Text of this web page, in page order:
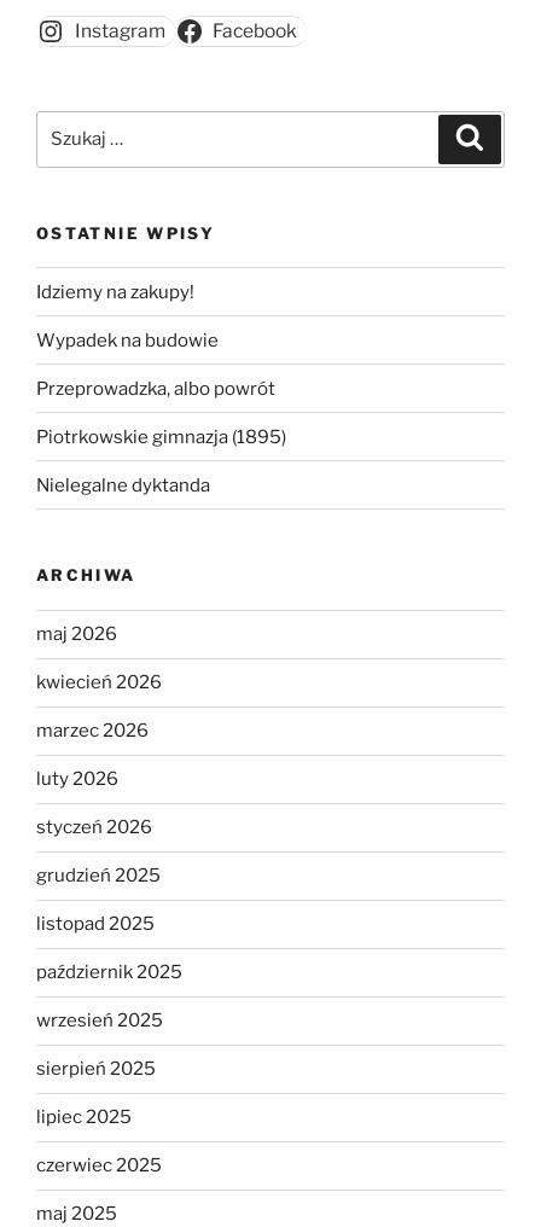
Instagram Facebook
OSTATNIE WPISY
Idziemy na zakupy!
Wypadek na budowie
Przeprowadzka, albo powrót
Piotrkowskie gimnazja (1895)
Nielegalne dyktanda
ARCHIWA
maj 2026
kwiecień 2026
marzec 2026
luty 2026
styczeń 2026
grudzień 2025
listopad 2025
październik 2025
wrzesień 2025
sierpień 2025
lipiec 2025
czerwiec 2025
maj 2025